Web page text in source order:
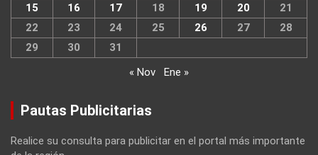
15
16 17 18 19 20
21
22
23 24 25 26 27
28
29
30
31
« Nov
Ene »
Pautas Publicitarias
Realice su consulta para publicitar en el portal más importante